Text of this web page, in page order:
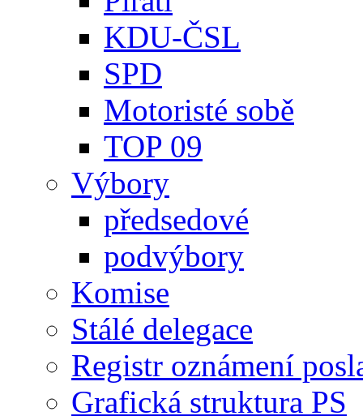
KDU-ČSL
SPD
Motoristé sobě
TOP 09
Výbory
předsedové
podvýbory
Komise
Stálé delegace
Registr oznámení
Grafická struktura PS